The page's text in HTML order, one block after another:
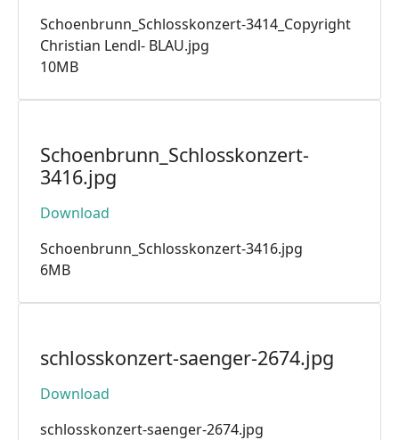
Schoenbrunn_Schlosskonzert-3414_Copyright
Christian Lendl- BLAU.jpg
10MB
Schoenbrunn_Schlosskonzert-
3416.jpg
Download
Schoenbrunn_Schlosskonzert-3416.jpg
6MB
schlosskonzert-saenger-2674.jpg
Download
schlosskonzert-saenger-2674.jpg